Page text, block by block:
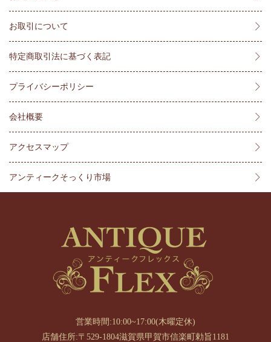
お取引について
特定商取引法に基づく表記
プライバシーポリシー
会社概要
アクセスマップ
アンティークそっくり市場
営業時間:10:00~17:00(木曜定休)
店舗住所:〒529-1804滋賀県甲賀市信楽町勅旨1181